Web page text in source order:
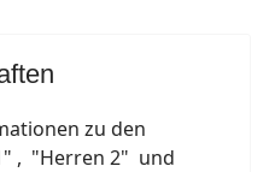
zu den
, "Herren 2" und